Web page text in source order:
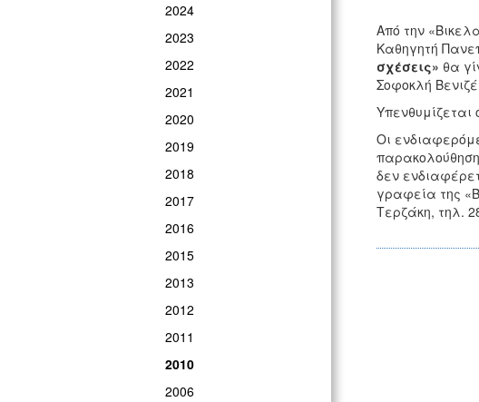
2024
2023
2022
2021
2020
2019
2018
2017
2016
2015
2013
2012
2011
2010
2006
Από την
Καθηγητή
σχέσεις» θα
Σοφοκλή
Υπενθυμίζεται
Οι
δεν
γραφεία της
Τερζάκη, τηλ.